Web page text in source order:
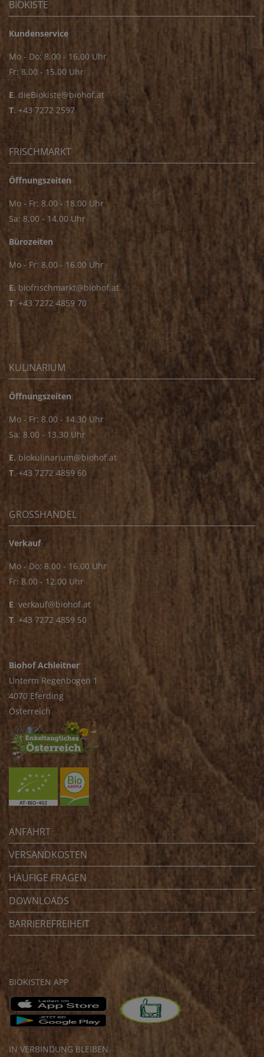
BIOKISTE
Kundenservice
Mo - Do: 8.00 - 16.00 Uhr
Fr: 8.00 - 15.00 Uhr
E. dieBiokiste@biohof.at
T. +43 7272 2597
FRISCHMARKT
Öffnungszeiten
Mo - Fr: 8.00 - 18.00 Uhr
Sa: 8.00 - 14.00 Uhr
Bürozeiten
Mo - Fr: 8.00 - 16.00 Uhr
E. biofrischmarkt@biohof.at
T. +43 7272 4859 70
KULINARIUM
Öffnungszeiten
Mo - Fr: 8.00 - 14.30 Uhr
Sa: 8.00 - 13.30 Uhr
E. biokulinarium@biohof.at
T. +43 7272 4859 60
GROSSHANDEL
Verkauf
Mo - Do: 8.00 - 16.00 Uhr
Fr: 8.00 - 12.00 Uhr
E. verkauf@biohof.at
T. +43 7272 4859 50
Biohof Achleitner
Unterm Regenbogen 1
4070 Eferding
Österreich
ANFAHRT
VERSANDKOSTEN
HÄUFIGE FRAGEN
DOWNLOADS
BARRIEREFREIHEIT
BIOKISTEN APP
IN VERBINDUNG BLEIBEN